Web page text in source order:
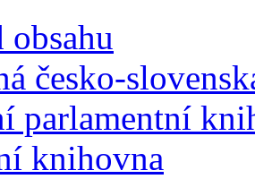
obsahu
česko-
parlamentní
knihovna